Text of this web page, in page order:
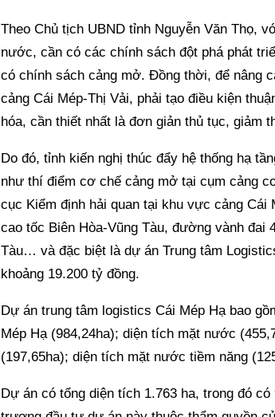
Theo Chủ tịch UBND tỉnh Nguyễn Văn Thọ,
nước, cần có các chính sách đột phá phát
có chính sách cảng mở. Đồng thời, để nâng
cảng Cái Mép-Thị Vải, phải tạo điều kiện
hóa, cần thiết nhất là đơn giản thủ tục, giảm
Do đó, tỉnh kiến nghị thúc đẩy hệ thống hạ
như thí điểm cơ chế cảng mở tại cụm cảng
cục Kiểm định hải quan tại khu vực cảng
cao tốc Biên Hòa-Vũng Tàu, đường vành đai
Tàu… và đặc biệt là dự án Trung tâm
khoảng 19.200 tỷ đồng.
Dự án trung tâm logistics Cái Mép Hạ bao
Mép Hạ (984,24ha); diện tích mặt nước
(197,65ha); diện tích mặt nước tiềm năng
Dự án có tổng diện tích 1.763 ha, trong đó